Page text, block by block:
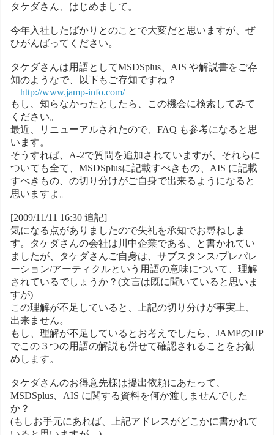
タケダさん、はじめまして。
今年入社したばかりとのことで大変だと思いますが、ぜ
ひがんばってください。
タケダさんは用語としてMSDSplus、AIS や解説書をご存
知のようなで、以下もご存知ですね？
http://www.jamp-info.com/
もし、知らなかったとしたら、この機会に検索してみて
ください。
最近、リニューアルされたので、FAQ も参考になると思
います。
そうすれば、A-2で質問を追加されていますが、それらに
ついても全て、MSDSplusに記載すべきもの、AIS に記載
すべきもの、の切り分けがご自身で出来るようになると
思いますよ。
[2009/11/11 16:30 追記]
気になる点がありましたので失礼を承知でお尋ねしま
す。タケダさんの会社は川中企業である、と書かれてい
ましたが、タケダさんご自身は、サブスタンス/プレパレ
ーション/アーティクルという用語の意味について、理解
されているでしょうか？(文言は既に聞いていると思いま
すが)
この理解が不足していると、上記の切り分けが事実上、
出来ません。
もし、理解が不足しているとお考えでしたら、JAMPのHP
でこの３つの用語の解説も併せて確認されることをお勧
めします。
タケダさんのお得意先様は提出依頼にあたって、
MSDSplus、AIS に関する資料を何か渡しませんでした
か？
(もしお手元にあれば、上記アドレスがどこかに書かれて